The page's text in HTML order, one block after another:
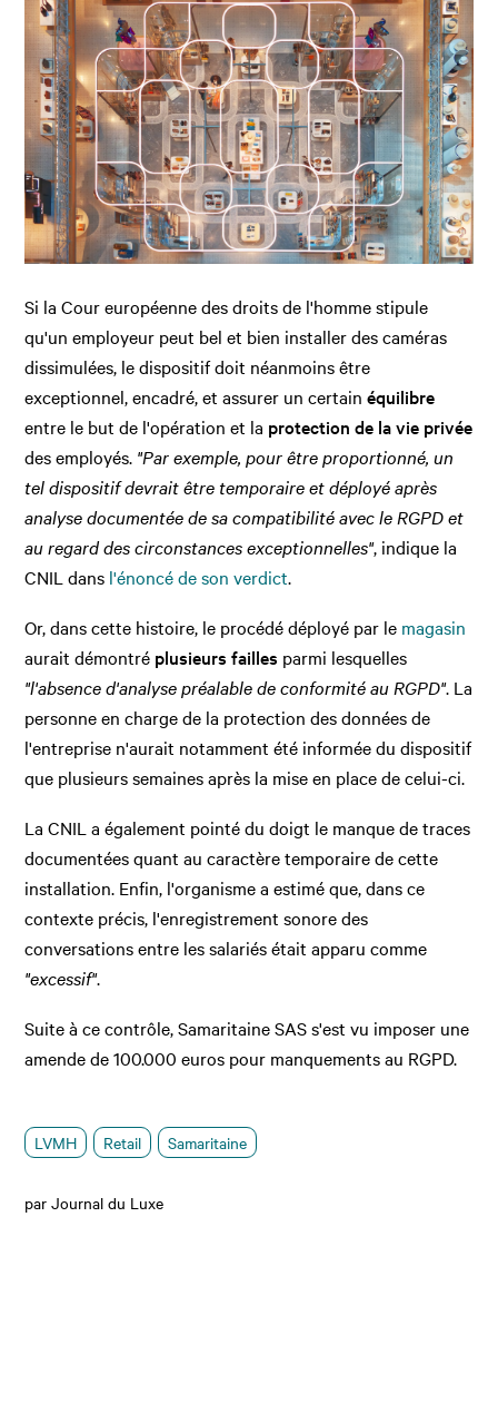
Si la Cour européenne des droits de l'homme stipule
qu'un employeur peut bel et bien installer des caméras
dissimulées, le dispositif doit néanmoins être
exceptionnel, encadré, et assurer un certainéquilibre
entre le but de l'opération et la protection de la vie privée
des employés. "Par exemple, pour être proportionné, un
tel dispositif devrait être temporaire et déployé après
analyse documentée de sa compatibilité avec le RGPD et
au regard des circonstances exceptionnelles", indique la
CNIL dans l'énoncé de son verdict.
Or, dans cette histoire, le procédé déployé par le magasin
aurait démontré plusieurs failles parmi lesquelles
"l'absence d'analyse préalable de conformité au RGPD". La
personne en charge de la protection des données de
l'entreprise n'aurait notamment été informée du dispositif
que plusieurs semaines après la mise en place de celui-ci.
La CNIL a également pointé du doigt le manque de traces
documentées quant au caractère temporaire de cette
installation. Enfin, l'organisme a estimé que, dans ce
contexte précis, l'enregistrement sonore des
conversations entre les salariés était apparu comme
"excessif".
Suite à ce contrôle, Samaritaine SAS s'est vu imposer une
amende de 100.000 euros pour manquements au RGPD.
LVMH Retail Samaritaine
par Journal du Luxe